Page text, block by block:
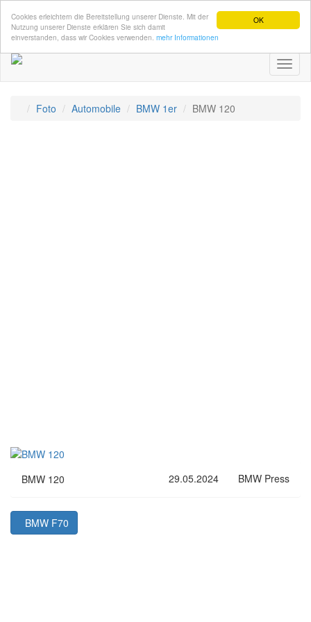
OK
Cookies erleichtern die Bereitstellung unserer Dienste. Mit der
Nutzung unserer Dienste erklären Sie sich damit
einverstanden, dass wir Cookies verwenden. mehr Informationen
Foto Automobile BMW 1er BMW 120
BMW 120 29.05.2024 BMW Press
BMW F70